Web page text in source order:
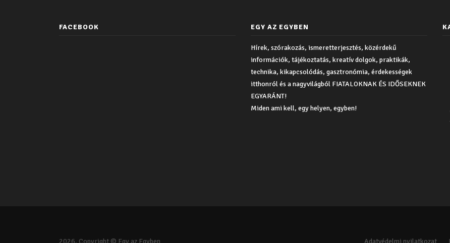
FACEBOOK EGY AZ EGYBEN
Hírek, szórakozás, ismeretterjesztés, közérdekű
információk, tájékoztatás, kreatív dolgok, praktikák,
technika, kikapcsolódás, gasztronómia, érdekességek
itthonról és a nagyvilágból FIATALOKNAK ÉS IDŐSEKNEK
EGYARÁNT!
Miden ami kell, egy helyen, egyben!
2026. Copyright © Egy az Egyben Adatvédelmi nyilatkozat